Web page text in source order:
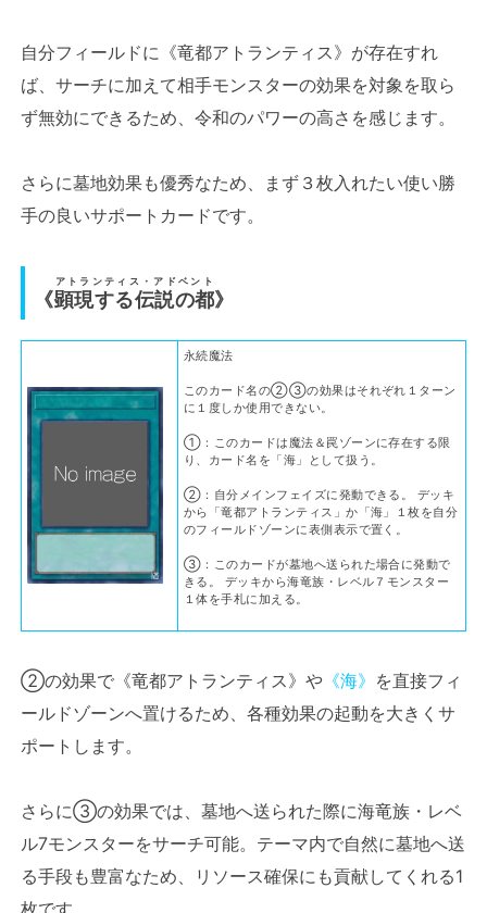
自分フィールドに《竜都アトランティス》が存在すれ
ば、サーチに加えて相手モンスターの効果を対象を取ら
ず無効にできるため、令和のパワーの高さを感じます。
さらに墓地効果も優秀なため、まず３枚入れたい使い勝
手の良いサポートカードです。
《顕現する伝説の都
アトランティス・アドベント
》
永続魔法
このカード名の②③の効果はそれぞれ１ターン
に１度しか使用できない。
①：このカードは魔法＆罠ゾーンに存在する限
り、カード名を「海」として扱う。
②：自分メインフェイズに発動できる。 デッキ
から「竜都アトランティス」か「海」１枚を自分
のフィールドゾーンに表側表示で置く。
③：このカードが墓地へ送られた場合に発動で
きる。 デッキから海竜族・レベル７モンスター
１体を手札に加える。
②の効果で《竜都アトランティス》や 《海》 を直接フィ
ールドゾーンへ置けるため、各種効果の起動を大きくサ
ポートします。
さらに③の効果では、墓地へ送られた際に海竜族・レベ
ル7モンスターをサーチ可能。テーマ内で自然に墓地へ送
る手段も豊富なため、リソース確保にも貢献してくれる1
枚です。